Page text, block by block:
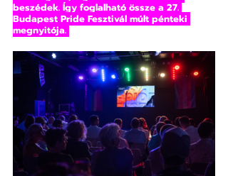
beszédek. Így foglalható össze a 27.
Budapest Pride Fesztivál múlt pénteki
megnyitója.